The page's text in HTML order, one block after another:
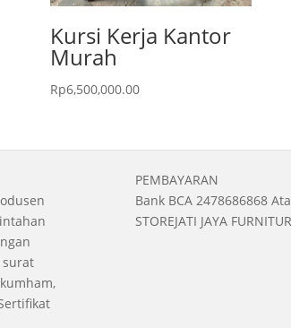
Kursi Kerja Kantor
Murah
Rp6,500,000.00
surat
PEMBAYARAN
Bank BCA 2478686868
STOREJATI JAYA